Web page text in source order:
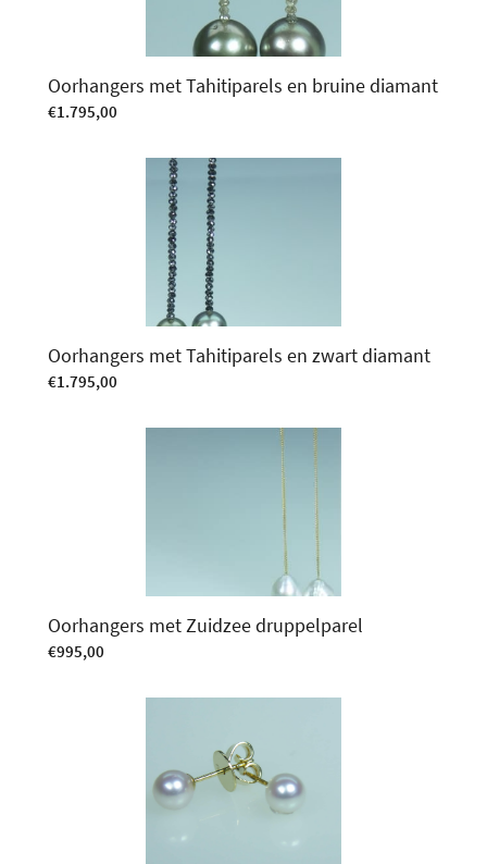
Oorhangers met Tahitiparels en bruine diamant
€1.795,00
Oorhangers met Tahitiparels en zwart diamant
€1.795,00
Oorhangers met Zuidzee druppelparel
€995,00